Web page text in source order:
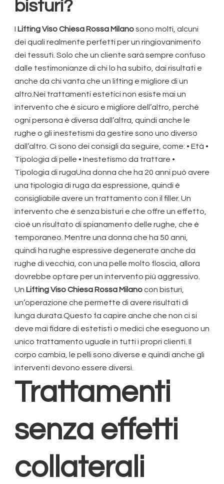
bisturi?
I Lifting Viso Chiesa Rossa Milanosono molti, alcuni
dei quali realmente perfetti per un ringiovanimento
dei tessuti. Solo che un cliente sarà sempre confuso
dalle testimonianze di chi lo ha subito, dai risultati e
anche da chi vanta che un lifting e migliore di un
altro.Nei trattamenti estetici non esiste mai un
intervento che è sicuro e migliore dell’altro, perché
ogni persona è diversa dall’altra, quindi anche le
rughe o gli inestetismi da gestire sono uno diverso
dall’altro. Ci sono dei consigli da seguire, come: • Età •
Tipologia di pelle • Inestetismo da trattare •
Tipologia di rugaUna donna che ha 20 anni può avere
una tipologia di ruga da espressione, quindi è
consigliabile avere un trattamento con il filler. Un
intervento che è senza bisturi e che offre un effetto,
cioè un risultato di spianamento delle rughe, che è
temporaneo. Mentre una donna che ha 50 anni,
quindi ha rughe espressive degenerate anche da
rughe di vecchia, con una pelle molto floscia, allora
dovrebbe optare per un intervento più aggressivo.
Un Lifting Viso Chiesa Rossa Milanocon bisturi,
un’operazione che permette di avere risultati di
lunga durata.Questo fa capire anche che non ci si
deve mai fidare di estetisti o medici che eseguono un
unico trattamento uguale in tutti i propri clienti. Il
corpo cambia, le pelli sono diverse e quindi anche gli
interventi devono essere diversi.
Trattamenti
senza effetti
collaterali